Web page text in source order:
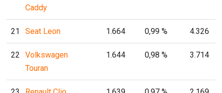
Caddy
21 Seat Leon 1.664 0,99 % 4.326
22
Volkswagen
Touran
1.644 0,98 % 3.714